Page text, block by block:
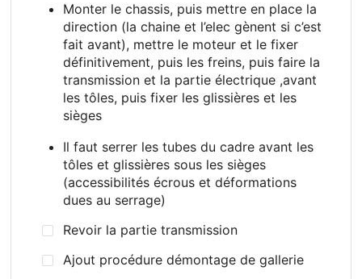
Monter le chassis, puis mettre en place la
direction (la chaine et l’elec gènent si c’est
fait avant), mettre le moteur et le fixer
définitivement, puis les freins, puis faire la
transmission et la partie électrique ,avant
les tôles, puis fixer les glissières et les
sièges
Il faut serrer les tubes du cadre avant les
tôles et glissières sous les sièges
(accessibilités écrous et déformations
dues au serrage)
Revoir la partie transmission
Ajout procédure démontage de gallerie